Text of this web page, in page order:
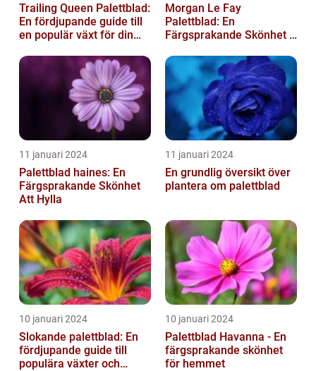
Trailing Queen Palettblad:
En fördjupande guide till
en populär växt för din
Morgan Le Fay
Palettblad: En
Färgsprakande Skönhet i
11 januari 2024
Palettblad haines: En
Färgsprakande Skönhet
Att Hylla
11 januari 2024
En grundlig översikt över
plantera om palettblad
10 januari 2024
Slokande palettblad: En
fördjupande guide till
populära växter och
10 januari 2024
Palettblad Havanna - En
färgsprakande skönhet
för hemmet